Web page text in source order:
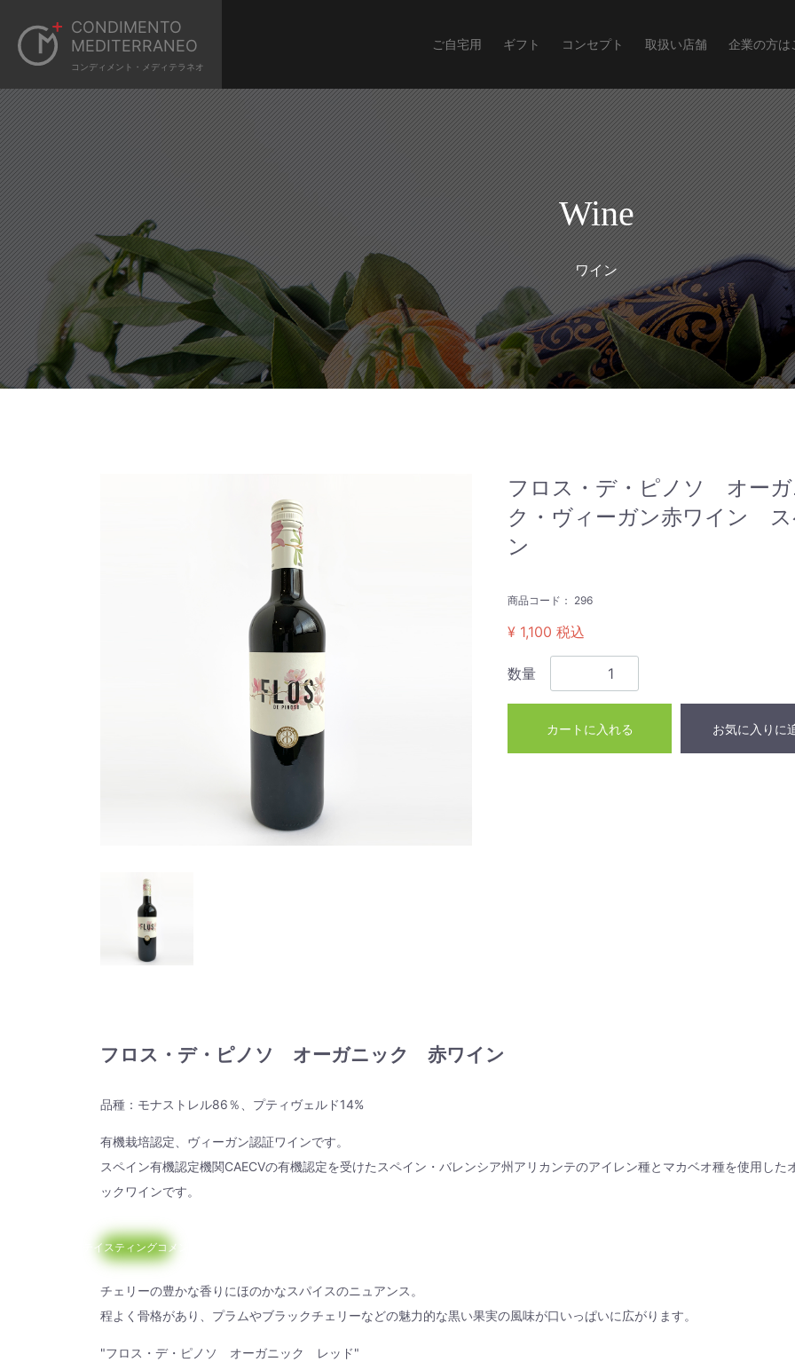
CONDIMENTO
MEDITERRANEO
コンディメント・メディテラネオ
ご自宅用 ギフト コンセプト 取扱い店舗 企業の方は
Wine
ワイン
フロス・デ・ピノソ オー
ク・ヴィーガン赤ワイン
ン
商品コード： 296
¥ 1,100 税込
数量
カートに入れる お気に入りに
フロス・デ・ピノソ オーガニック 赤ワイン
品種：モナストレル86％、プティヴェルド14%
有機栽培認定、ヴィーガン認証ワインです。
スペイン有機認定機関CAECVの有機認定を受けたスペイン・バレンシア州アリカンテのアイレン種とマカベオ種を使用した
ックワインです。
テイスティングコメント
チェリーの豊かな香りにほのかなスパイスのニュアンス。
程よく骨格があり、プラムやブラックチェリーなどの魅力的な黒い果実の風味が口いっぱいに広がります。
"フロス・デ・ピノソ オーガニック レッド"